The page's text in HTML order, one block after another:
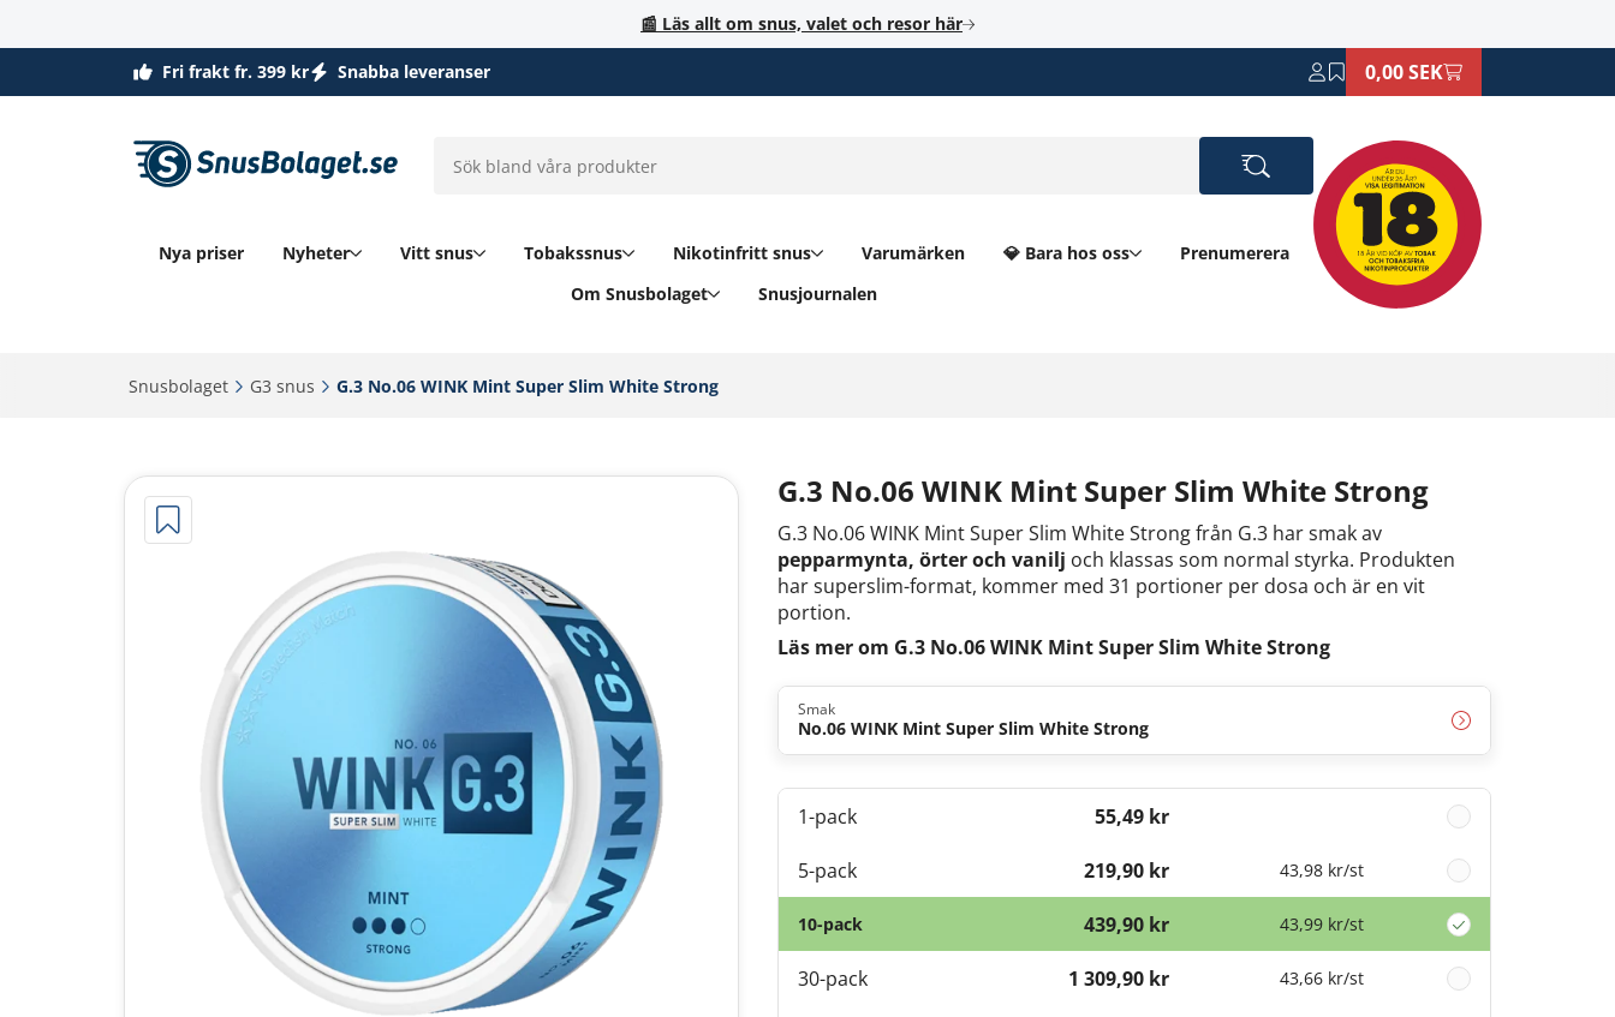
📰 Läs allt om snus, valet och resor här
Fri frakt fr. 399 kr Snabba leveranser 0,00 SEK
Nya priser Nyheter Vitt snus Tobakssnus Nikotinfritt snus Varumärken 💎 Bara hos oss
Prenumerera
Om Snusbolaget
Snusjournalen
Snusbolaget‎ G3 snus‎ G.3 No.06 WINK Mint Super Slim White Strong‎
G.3 No.06 WINK Mint Super Slim White Strong
G.3 No.06 WINK Mint Super Slim White Strong från G.3 har smak av
pepparmynta, örter och vanilj och klassas som normal styrka. Produkten
har superslim-format, kommer med 31 portioner per dosa och är en vit
portion.
Läs mer om G.3 No.06 WINK Mint Super Slim White Strong
Smak
No.06 WINK Mint Super Slim White Strong
1-pack 55,49 kr
5-pack 219,90 kr 43,98 kr/st
10-pack 439,90 kr 43,99 kr/st
30-pack 1 309,90 kr 43,66 kr/st